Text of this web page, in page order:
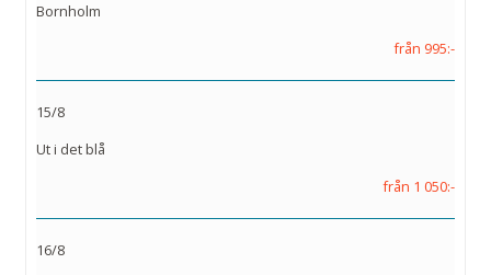
Bornholm
från 995:-
15/8
Ut i det blå
från 1 050:-
16/8